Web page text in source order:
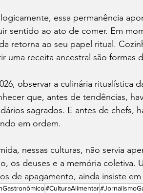
essa permanência
sentido ao ato de comer. Em
retorna ao seu papel ritual.
uma receita ancestral são formas
observar a culinária ritualística
que, antes de tendências,
sagrados. E antes de chefs,
em ordem.
nessas culturas, não servia
os deuses e a memória coletiva.
de apagamento, ainda insiste em
#CulturaAlimentar